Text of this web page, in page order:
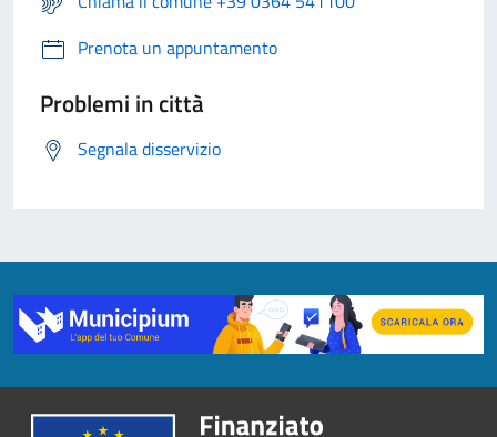
Prenota un appuntamento
Problemi in città
Segnala disservizio